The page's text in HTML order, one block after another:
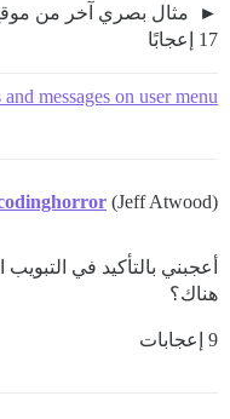
مثال بصري آخر من
17 إعجابًا
messages on user menu
(Jeff Atwood)
أعجبني بالتأكيد في
هناك؟
9 إعجابات